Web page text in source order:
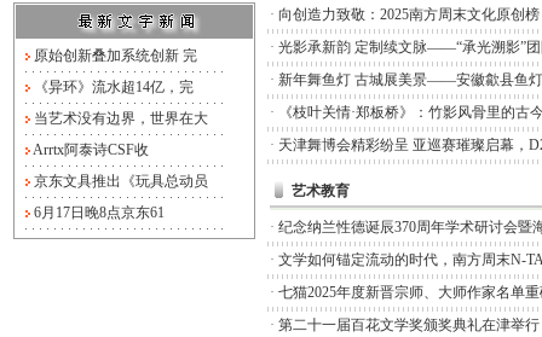
原始创新叠加系统创新 完
《异环》流水超14亿，完
当艺术没有边界，世界在大
Arrtx阿泰诗CSF收
京东文具推出《玩具总动员
6月17日晚8点京东61
· 向创造力致敬：2025南方周末文化原创
· 光影承新韵 定制续文脉——“承光溯影”
· 新年舞鱼灯 古城展美景——安徽歙县鱼
·
《枝叶关情·郑板桥》：竹影风骨里的古
· 天津舞博会精彩纷呈 亚巡赛璀璨启幕，
艺术教育
· 纪念纳兰性德诞辰370周年学术研讨会暨
· 文学如何锚定流动的时代，南方周末N-
· 七猫2025年度新晋宗师、大师作家名单
· 第二十一届百花文学奖颁奖典礼在津举行